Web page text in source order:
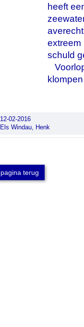
heeft
extreem
schuld
12-02-2016
Els Windau, Henk
pagina terug